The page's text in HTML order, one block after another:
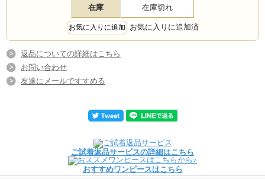
在庫 在庫切れ
お気に入りに追加済
返品についての詳細はこちら
お問い合わせ
友達にメールですすめる
ご試着返品サービスの詳細はこちら
おすすめワンピースはこちら